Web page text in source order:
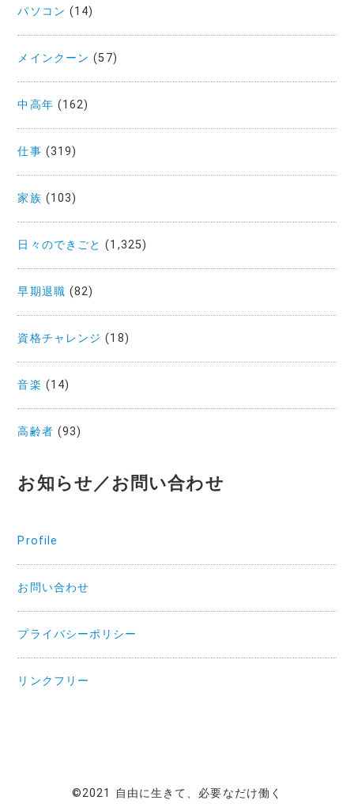
パソコン (14)
メインクーン (57)
中高年 (162)
仕事 (319)
家族 (103)
日々のできごと (1,325)
早期退職 (82)
資格チャレンジ (18)
音楽 (14)
高齢者 (93)
お知らせ／お問い合わせ
Profile
お問い合わせ
プライバシーポリシー
リンクフリー
©2021 自由に生きて、必要なだけ働く